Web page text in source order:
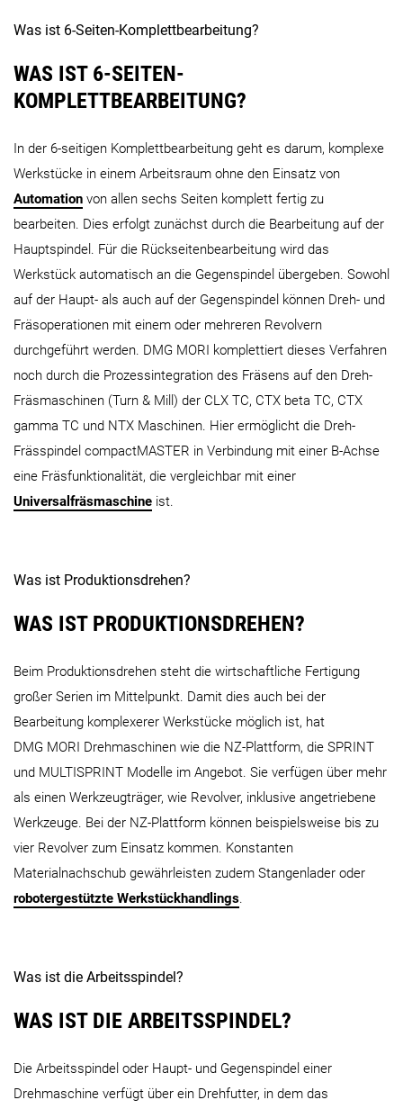
NT 4250 DCG NT 4300 DCG
SPRINT 50 SPRINT 65
ALX Baureihe
ALX 1500 ALX 2000 ALX
NZX-S Baureihe
NZX-S 1500 NZX-S 2500
NRX Baureihe
SPRINT 20|5 SPRINT 20|8 SPRINT
GM Baureihe
Was ist 6-Seiten-Komplettbearbeitung?
WAS IST 6-SEITEN-
KOMPLETTBEARBEITUNG?
In der 6-seitigen Komplettbearbeitung geht es darum, komplexe
Werkstücke in einem Arbeitsraum ohne den Einsatz von
Automation von allen sechs Seiten komplett fertig zu
bearbeiten. Dies erfolgt zunächst durch die Bearbeitung auf der
Hauptspindel. Für die Rückseitenbearbeitung wird das
Werkstück automatisch an die Gegenspindel übergeben. Sowohl
auf der Haupt- als auch auf der Gegenspindel können Dreh- und
Fräsoperationen mit einem oder mehreren Revolvern
durchgeführt werden. DMG MORI komplettiert dieses Verfahren
noch durch die Prozessintegration des Fräsens auf den Dreh-
Fräsmaschinen (Turn & Mill) der CLX TC, CTX beta TC, CTX
gamma TC und NTX Maschinen. Hier ermöglicht die Dreh-
Frässpindel compactMASTER in Verbindung mit einer B-Achse
eine Fräsfunktionalität, die vergleichbar mit einer
Universalfräsmaschine ist.
Was ist Produktionsdrehen?
WAS IST PRODUKTIONSDREHEN?
Beim Produktionsdrehen steht die wirtschaftliche Fertigung
großer Serien im Mittelpunkt. Damit dies auch bei der
Bearbeitung komplexerer Werkstücke möglich ist, hat
DMG MORI Drehmaschinen wie die NZ-Plattform, die SPRINT
und MULTISPRINT Modelle im Angebot. Sie verfügen über mehr
als einen Werkzeugträger, wie Revolver, inklusive angetriebene
Werkzeuge. Bei der NZ-Plattform können beispielsweise bis zu
vier Revolver zum Einsatz kommen. Konstanten
Materialnachschub gewährleisten zudem Stangenlader oder
robotergestützte Werkstückhandlings.
Was ist die Arbeitsspindel?
WAS IST DIE ARBEITSSPINDEL?
Die Arbeitsspindel oder Haupt- und Gegenspindel einer
Drehmaschine verfügt über ein Drehfutter, in dem das